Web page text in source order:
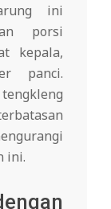
ini
porsi
kepala,
panci.
ini.